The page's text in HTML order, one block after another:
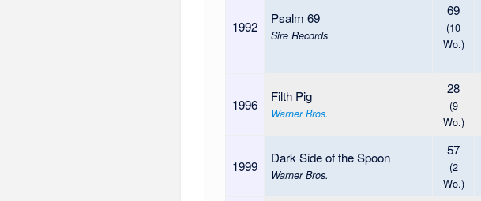
1992
Psalm 69
Sire Records
69
(10
Wo.)
1996
Filth Pig
Warner Bros.
28
(9
Wo.)
1999
Dark Side of the Spoon
Warner Bros.
57
(2
Wo.)